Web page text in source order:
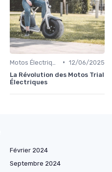
• 12/06/2025
La Révolution des Motos Trial
Électriques
Février 2024
Septembre 2024